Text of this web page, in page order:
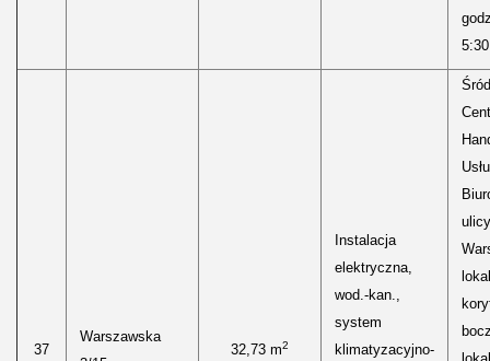
37
Warszawska
32,73 m2
Instalacja
elektryczna,
wod.-kan.,
system
klimatyzacyjno-
ulicy